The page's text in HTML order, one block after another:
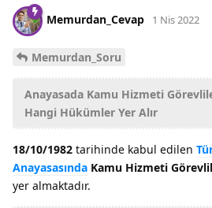
Memurdan_Cevap 1 Nis 2022
Memurdan_Soru
Anayasada Kamu Hizmeti
Hangi Hükümler Yer Alır
18/10/1982 tarihinde kabul edilen
Anayasasında Kamu Hizmeti
yer almaktadır.